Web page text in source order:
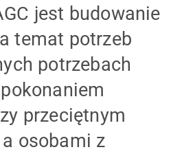
jest budowanie
temat potrzeb
potrzebach
przeciętnym
osobami z